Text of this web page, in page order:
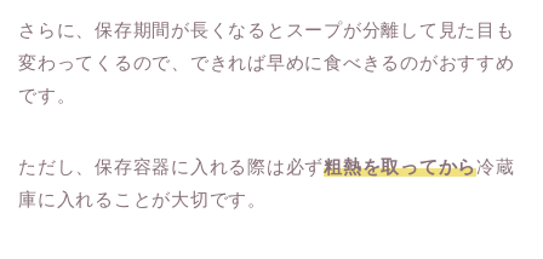
さらに、保存期間が長くなるとスープが分離して見た目も
変わってくるので、できれば早めに食べきるのがおすすめ
です。
ただし、保存容器に入れる際は必ず粗熱を取ってから冷蔵
庫に入れることが大切です。